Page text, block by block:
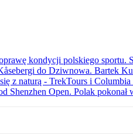
kondycji polskiego sportu.
do Dziwnowa. Bartek
z naturą - TrekTours i
Shenzhen Open. Polak pokonał